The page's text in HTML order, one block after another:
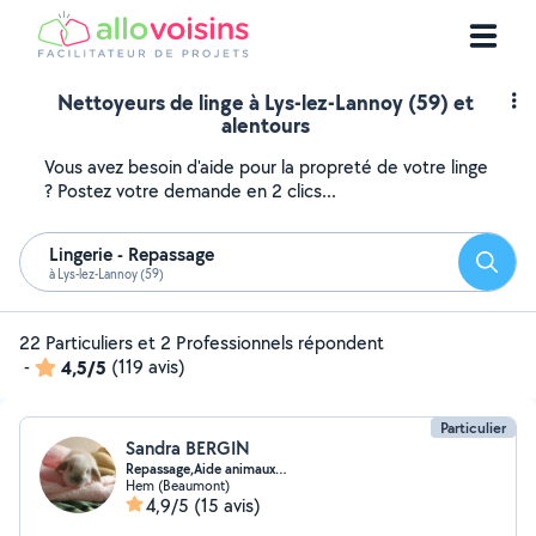
Nettoyeurs de linge à Lys-lez-Lannoy (59) et
alentours
Vous avez besoin d'aide pour la propreté de votre linge
? Postez votre demande en 2 clics...
Lingerie - Repassage
à Lys-lez-Lannoy (59)
22 Particuliers et 2 Professionnels répondent
-
4,5/5 (119 avis)
Particulier
Sandra BERGIN
Repassage,Aide animaux…
Hem (Beaumont)
4,9/5 (15 avis)